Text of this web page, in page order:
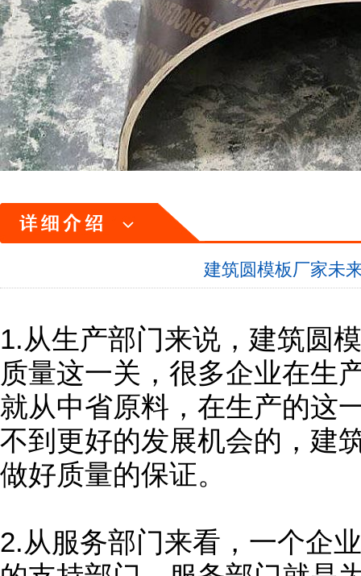
建筑圆模板厂家未
1.从生产部门来说，建筑圆
质量这一关，很多企业在生
就从中省原料，在生产的这
不到更好的发展机会的，建
做好质量的保证。
2.从服务部门来看，一个企